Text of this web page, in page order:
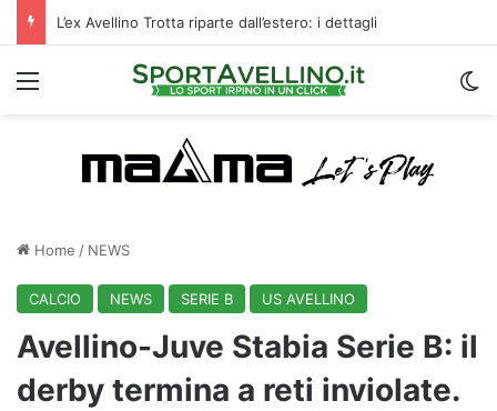
L’ex Avellino Trotta riparte dall’estero: i dettagli
Menu
Home / NEWS
CALCIO NEWS SERIE B US AVELLINO
Avellino-Juve Stabia Serie B: il
derby termina a reti inviolate.